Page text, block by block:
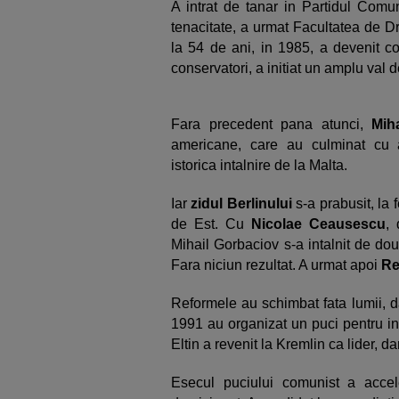
A intrat de tanar in Partidul
tenacitate, a urmat Facultatea de
la 54 de ani, in 1985, a devenit
conservatori, a initiat un amplu val
Fara precedent pana atunci,
americane, care au culminat cu
istorica intalnire de la Malta.
Iarzidul Berlinuluis-a prabusit, la
de Est. Cu
Nicolae Ceausescu,
Mihail Gorbaciov s-a intalnit de
Fara niciun rezultat. A urmat apoi
Reformele au schimbat fata lumii,
1991 au organizat un puci pentru
Eltin a revenit la Kremlin ca lider,
Esecul puciului comunist a